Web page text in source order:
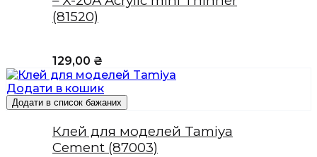
(81520)
129,00 ₴
Додати в кошик
Додати в список бажаних
Клей для моделей Tamiya
Cement (87003)